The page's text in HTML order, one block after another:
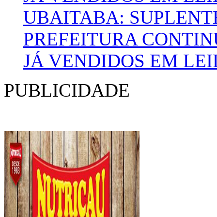
UBAITABA:
PREFEITURA
JÁ VENDIDOS EM
PUBLICIDADE